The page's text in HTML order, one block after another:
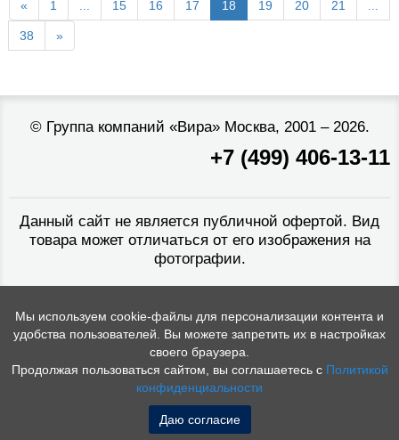
« 1 ... 15 16 17 18 19 20 21 ...
38 »
© Группа компаний «Вира»Москва, 2001 – 2026.
+7 (499) 406-13-11
Данный сайт не является публичной офертой. Вид
товара может отличаться от его изображения на
фотографии.
Мы используем cookie-файлы для персонализации контента и
удобства пользователей. Вы можете запретить их в настройках
своего браузера.
Продолжая пользоваться сайтом, вы соглашаетесь с Политикой
конфиденциальности
Даю согласие